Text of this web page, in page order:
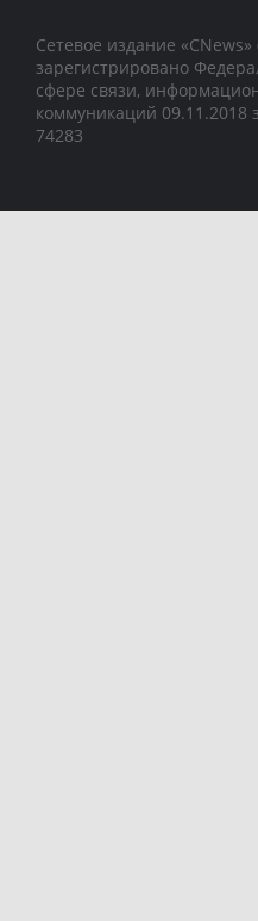
Сетевое издание
зарегистрировано
сфере связи,
коммуникаций
74283